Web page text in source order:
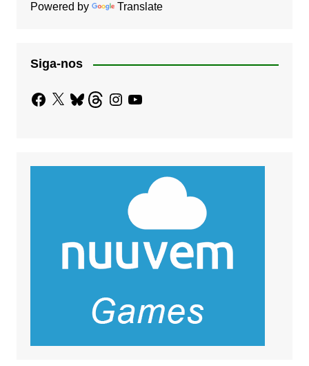
Powered by Translate
Siga-nos
Facebook
X BlueskyThreadsInstagram
YouTube